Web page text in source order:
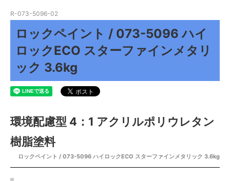
R-073-5096-02
ロックペイント / 073-5096 ハイ
ロックECO スターファインメタリ
ック 3.6kg
環境配慮型 4：1 アクリルポリウレタン
樹脂塗料
ロックペイント / 073-5096 ハイロックECO スターファインメタリック 3.6kg